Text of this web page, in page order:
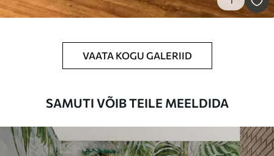
VAATA KOGU GALERIID
SAMUTI VÕIB TEILE MEELDIDA